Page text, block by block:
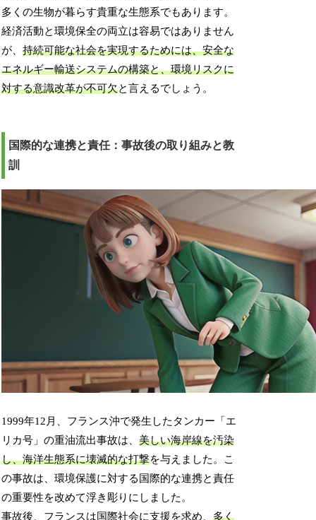
多くの生物が暮らす貴重な生態系でもあります。
経済活動と環境保全の両立は容易ではありません
が、持続可能な社会を実現するためには、安全な
エネルギー輸送システムの構築と、環境リスクに
対する意識改革が不可欠と言えるでしょう。
国際的な連携と責任：事故後の取り組みと教
訓
1999年12月、フランス沖で発生したタンカー「エ
リカ号」の重油流出事故は、美しい海岸線を汚染
し、海洋生態系に壊滅的な打撃を与えました。こ
の事故は、環境保護に対する国際的な連携と責任
の重要性を改めて浮き彫りにしました。
事故後、フランスは国際社会に支援を求め、多く